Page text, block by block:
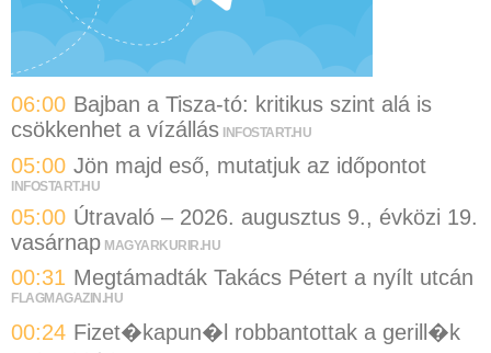
06:00 Bajban a Tisza-tó: kritikus szint alá is
csökkenhet a vízállás INFOSTART.HU
05:00 Jön majd eső, mutatjuk az időpontot
INFOSTART.HU
05:00 Útravaló – 2026. augusztus 9., évközi 19.
vasárnap MAGYARKURIR.HU
00:31 Megtámadták Takács Pétert a nyílt utcán
FLAGMAGAZIN.HU
00:24 Fizet�kapun�l robbantottak a gerill�k